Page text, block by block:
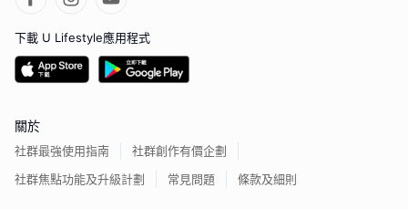
下載 U Lifestyle應用程式
關於
社群最強使用指南
社群創作有價企劃
社群焦點功能及升級計劃
常見問題 條款及細則